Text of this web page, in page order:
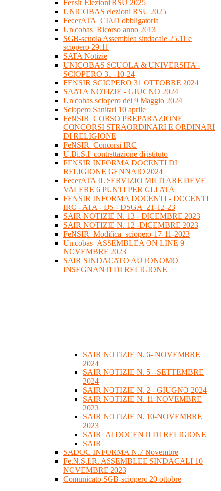
Fensir Elezioni RSU 2025
UNICOBAS elezioni RSU 2025
FederATA_CIAD obbligatoria
Unicobas_Ricorso anno 2013
SGB-scuola Assemblea sindacale 25.11 e
sciopero 29.11
SATA Notizie
UNICOBAS SCUOLA & UNIVERSITA'-
SCIOPERO 31 -10-24
FENSIR SCIOPERO 31 OTTOBRE 2024
SAATA NOTIZIE - GIUGNO 2024
Unicobas sciopero del 9 Maggio 2024
Sciopero Sanitari 10 aprile
FeNSIR_CORSO PREPARAZIONE
CONCORSI STRAORDINARI E ORDINARI
DI RELIGIONE
FeNSIR_Concorsi IRC
U.Di.S.I_contrattazione di istituto
FENSIR INFORMA DOCENTI DI
RELIGIONE GENNAIO 2024
FederATA IL SERVIZIO MILITARE DEVE
VALERE 6 PUNTI PER GLI ATA
FENSIR INFORMA DOCENTI - DOCENTI
IRC - ATA - DS - DSGA_21-12-23
SAIR NOTIZIE N. 13 - DICEMBRE 2023
SAIR NOTIZIE N. 12 -DICEMBRE 2023
FeNSIR_Modifica_sciopero-17-11-2023
Unicobas_ASSEMBLEA ON LINE 9
NOVEMBRE 2023
SAIR SINDACATO AUTONOMO
INSEGNANTI DI RELIGIONE
SAIR NOTIZIE N. 6- NOVEMBRE
2024
SAIR NOTIZIE N. 5 - SETTEMBRE
2024
SAIR NOTIZIE N. 2 - GIUGNO 2024
SAIR NOTIZIE N. 11-NOVEMBRE
2023
SAIR NOTIZIE N. 10-NOVEMBRE
2023
SAIR_AI DOCENTI DI RELIGIONE
SAIR
SADOC INFORMA N.7 Novembre
Fe.N.S.I.R. ASSEMBLEE SINDACALI 10
NOVEMBRE 2023
Comunicato SGB-sciopero 20 ottobre